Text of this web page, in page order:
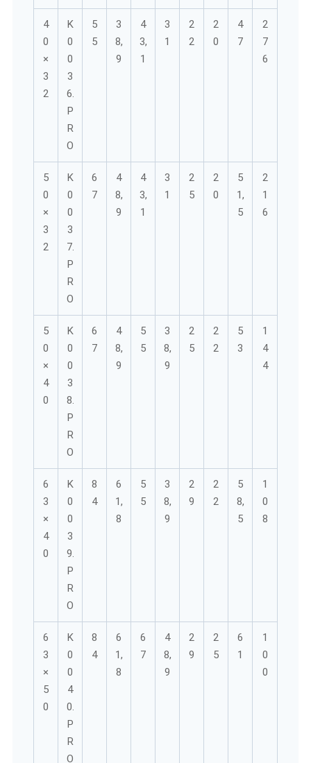
4
0
×
3
2
K
0
0
3
6.
P
R
O
5
5
3
8,
9
4
3,
1
3
1
2
2
2
0
4
7
2
7
6
5
0
×
3
2
K
0
0
3
7.
P
R
O
6
7
4
8,
9
4
3,
1
3
1
2
5
2
0
5
1,
5
2
1
6
5
0
×
4
0
K
0
0
3
8.
P
R
O
6
7
4
8,
9
5
5
3
8,
9
2
5
2
2
5
3
1
4
4
6
3
×
4
0
K
0
0
3
9.
P
R
O
8
4
6
1,
8
5
5
3
8,
9
2
9
2
2
5
8,
5
1
0
8
6
3
×
5
0
K
0
0
4
0.
P
R
O
8
4
6
1,
8
6
7
4
8,
9
2
9
2
5
6
1
1
0
0